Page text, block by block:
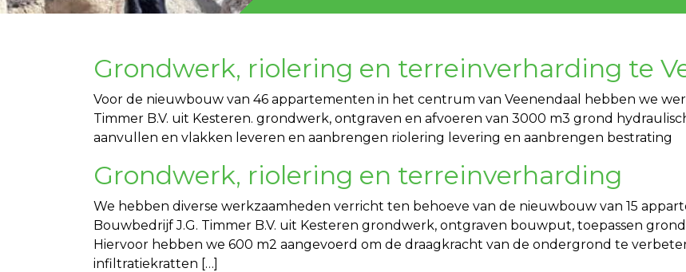
Grondwerk, riolering en terreinverharding te
Voor de nieuwbouw van 46 appartementen in het centrum van Veenendaal hebben we
Timmer B.V. uit Kesteren. grondwerk, ontgraven en afvoeren van 3000 m3 grond
aanvullen en vlakken leveren en aanbrengen riolering levering en aanbrengen bestrating
Grondwerk, riolering en terreinverharding
We hebben diverse werkzaamheden verricht ten behoeve van de nieuwbouw van 15
Bouwbedrijf J.G. Timmer B.V. uit Kesteren grondwerk, ontgraven bouwput, toepassen
Hiervoor hebben we 600 m2 aangevoerd om de draagkracht van de ondergrond te
infiltratiekratten […]